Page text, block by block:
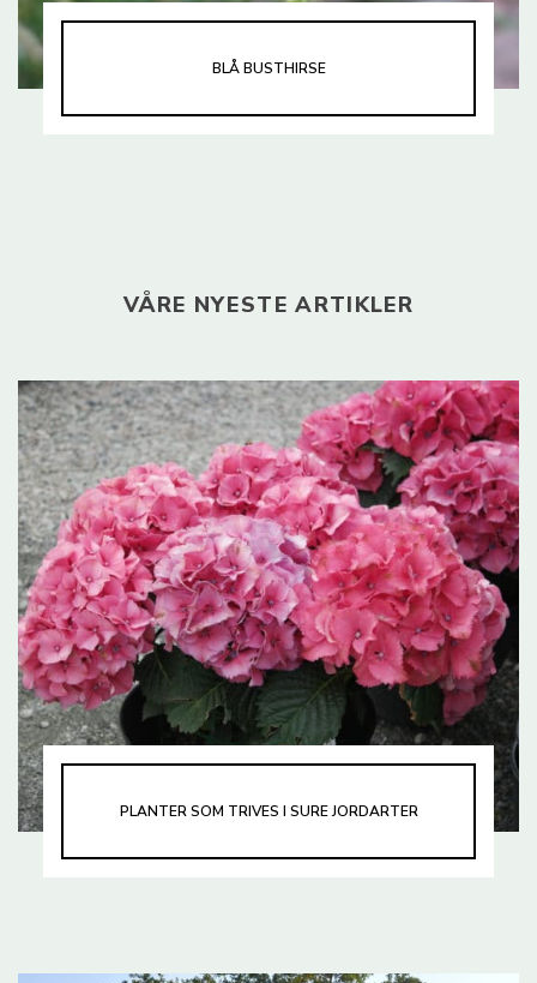
BLÅ BUSTHIRSE
VÅRE NYESTE ARTIKLER
PLANTER SOM TRIVES I SURE JORDARTER